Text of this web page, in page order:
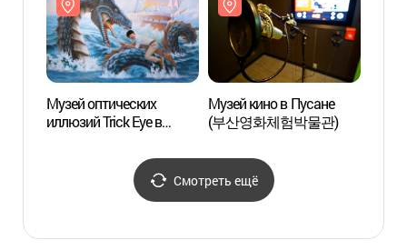
Музей оптических
иллюзий Trick Eye в
트릭아이뮤지엄)
Музей кино в Пусане
(부산영화체험박물관)
Смотреть ещё